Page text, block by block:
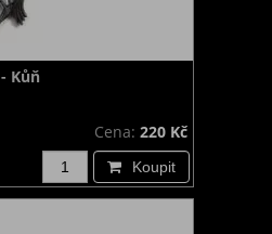
Kůň
Cena: 220 Kč
Koupit